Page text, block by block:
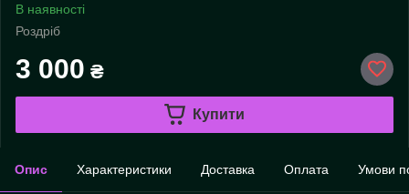
В наявності
Роздріб
3 000 ₴
Купити
Опис Характеристики Доставка Оплата Умови